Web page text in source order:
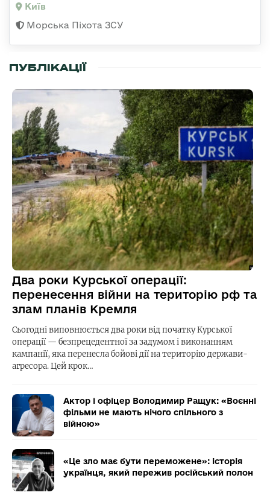
Київ
Морська Піхота ЗСУ
ПУБЛІКАЦІЇ
Два роки Курської операції:
перенесення війни на територію рф та
злам планів Кремля
Сьогодні виповнюється два роки від початку Курської
операції — безпрецедентної за задумом і виконанням
кампанії, яка перенесла бойові дії на територію держави-
агресора. Цей крок…
Актор і офіцер Володимир Ращук: «Воєнні
фільми не мають нічого спільного з
війною»
«Це зло має бути переможене»: історія
українця, який пережив російський полон